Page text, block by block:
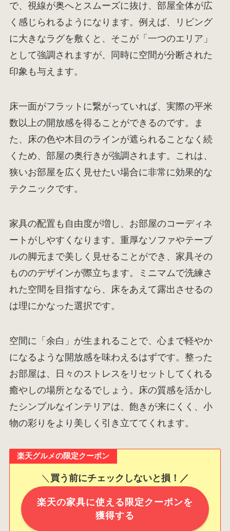
で、視線が奥へとスムーズに抜け、部屋全体が広
く感じられるようになります。例えば、リビング
に大きなラグを敷くと、そこが「一つのエリア」
として強調されますが、同時に空間が分断された
印象も与えます。
床一面がフラットに繋がっていれば、実際の平米
数以上の開放感を得ることができるのです。ま
た、床の色や木目のラインが遮られることなく続
くため、部屋の奥行きが強調されます。これは、
狭いお部屋を広く見せたい場合に非常に効果的な
テクニックです。
家具の配置も自由度が増し、お部屋のコーディネ
ートがしやすくなります。重厚なソファやテーブ
ルの脚元まで美しく見せることができ、家具その
もののデザインが際立ちます。ミニマムで洗練さ
れた空間を目指すなら、床をあえて露出させるの
は理にかなった選択です。
空間に「余白」が生まれることで、心まで軽やか
になるような開放感を味わえるはずです。整った
お部屋は、日々のストレスをリセットしてくれる
癒やしの場所となるでしょう。床の質感を活かし
たシンプルなインテリアは、飽きが来にくく、小
物の彩りをより美しく引き立ててくれます。
楽天グルメの限定クーポン
＼ 買う前にチェックしないと損！／
楽天の家具に使える限定クーポンを
獲得する